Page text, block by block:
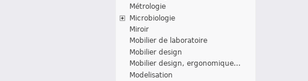
Métrologie
Microbiologie
Miroir
Mobilier de laboratoire
Mobilier design
Mobilier design, ergonomique...
Modelisation